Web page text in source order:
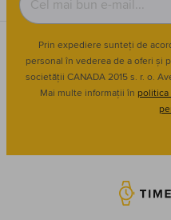
Prin expediere sunteți de
personal în vederea de a oferi și
societății CANADA 2015 s. r. o.
Mai multe informații în politica